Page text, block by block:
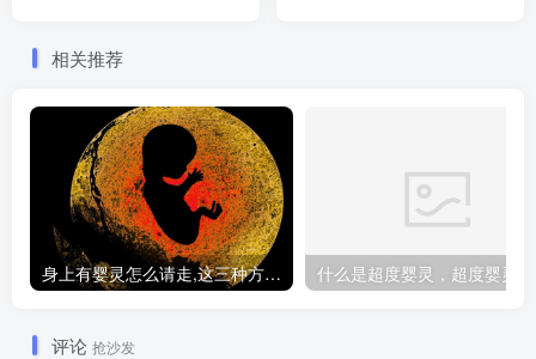
相关推荐
身上有婴灵怎么请走,这三种方法让你摆脱纠缠
评论 抢沙发